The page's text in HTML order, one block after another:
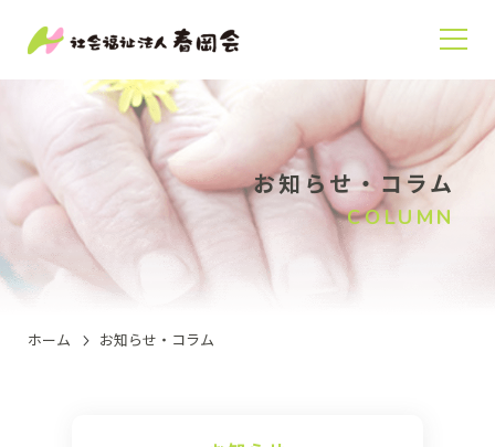
お知らせ・コラム
COLUMN
ホーム お知らせ・コラム